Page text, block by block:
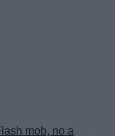
mob, no a